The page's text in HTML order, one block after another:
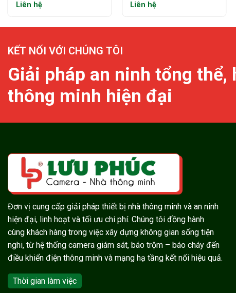
Liên hệ
Liên hệ
KẾT NỐI VỚI CHÚNG TÔI
Giải pháp an ninh tổng
thông minh hiện đại
Đơn vị cung cấp giải pháp thiết bị nhà thông minh và an ninh
hiện đại, linh hoạt và tối ưu chi phí. Chúng tôi đồng hành
cùng khách hàng trong việc xây dựng không gian sống tiện
nghi, từ hệ thống camera giám sát, báo trộm – báo cháy đến
điều khiển điện thông minh và mạng hạ tầng kết nối hiệu quả.
Thời gian làm việc